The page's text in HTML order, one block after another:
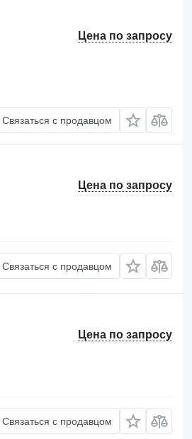
Цена по запросу
Связаться с продавцом
Цена по запросу
Связаться с продавцом
Цена по запросу
Связаться с продавцом